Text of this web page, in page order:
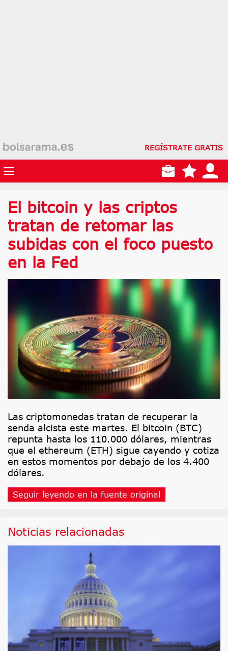
REGÍSTRATE GRATIS
El bitcoin y las criptos
tratan de retomar las
subidas con el foco puesto
en la Fed
Las criptomonedas tratan de recuperar la
senda alcista este martes. El bitcoin (BTC)
repunta hasta los 110.000 dólares, mientras
que el ethereum (ETH) sigue cayendo y cotiza
en estos momentos por debajo de los 4.400
dólares.
Seguir leyendo en la fuente original
Noticias relacionadas